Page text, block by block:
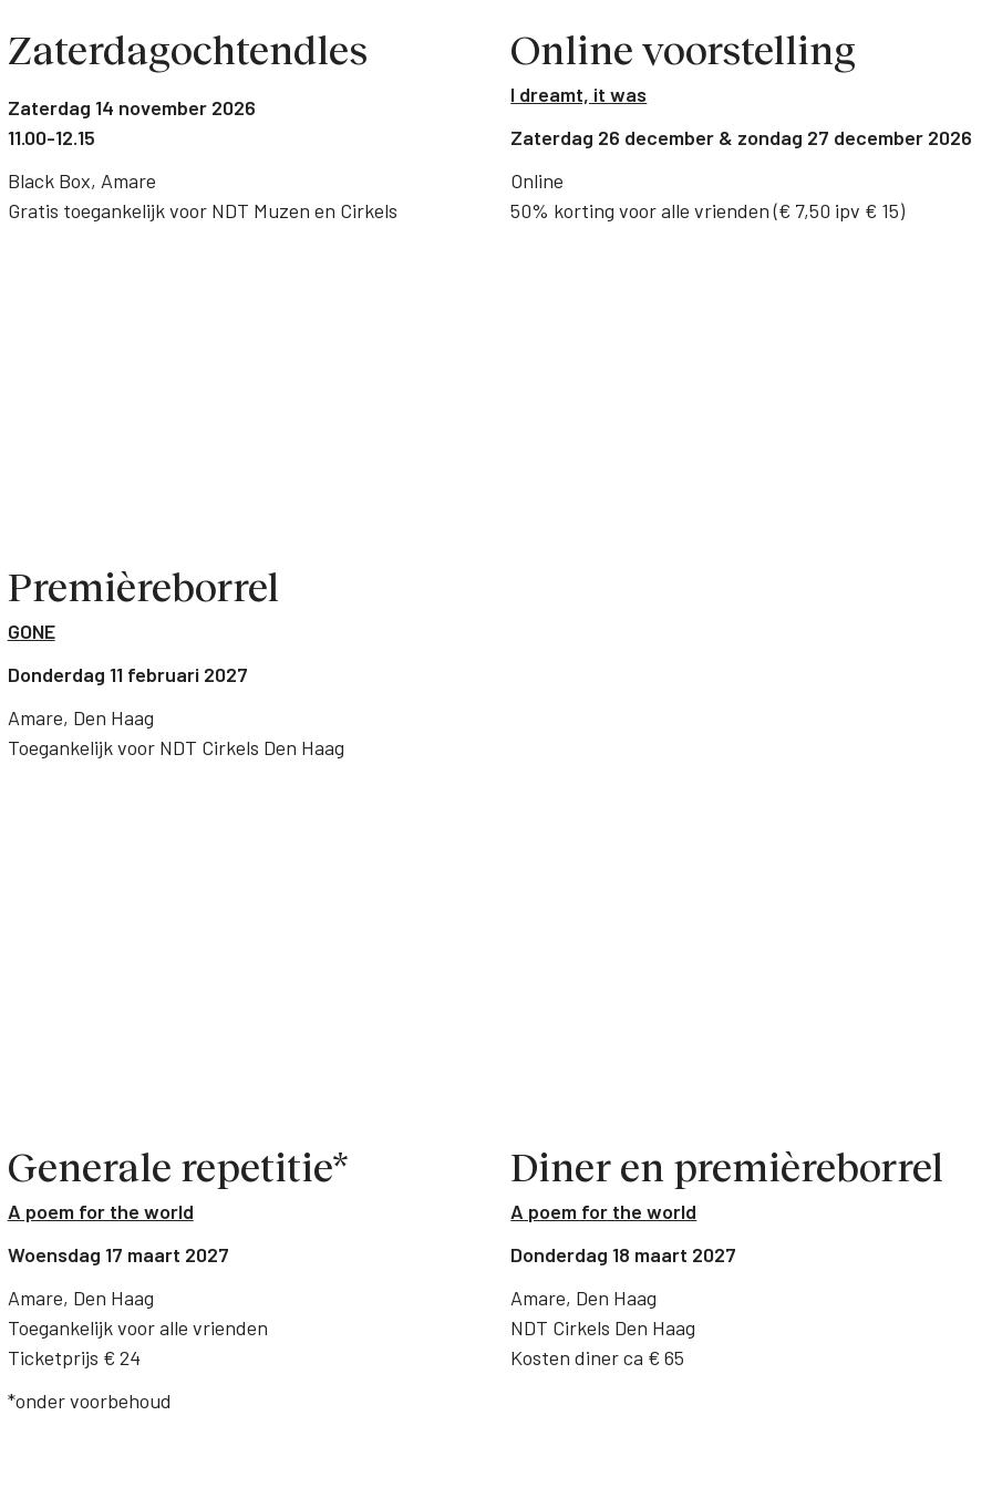
Zaterdagochtendles
Zaterdag 14 november 2026
11.00-12.15
Black Box, Amare
Gratis toegankelijk voor NDT Muzen en Cirkels
Online voorstelling
I dreamt, it was
Zaterdag 26 december & zondag 27 december 2026
Online
50% korting voor alle vrienden (€ 7,50 ipv € 15)
Premièreborrel
GONE
Donderdag 11 februari 2027
Amare, Den Haag
Toegankelijk voor NDT Cirkels Den Haag
Generale repetitie*
A poem for the world
Woensdag 17 maart 2027
Amare, Den Haag
Toegankelijk voor alle vrienden
Ticketprijs € 24
*onder voorbehoud
Diner en premièreborrel
A poem for the world
Donderdag 18 maart 2027
Amare, Den Haag
NDT Cirkels Den Haag
Kosten diner ca € 65